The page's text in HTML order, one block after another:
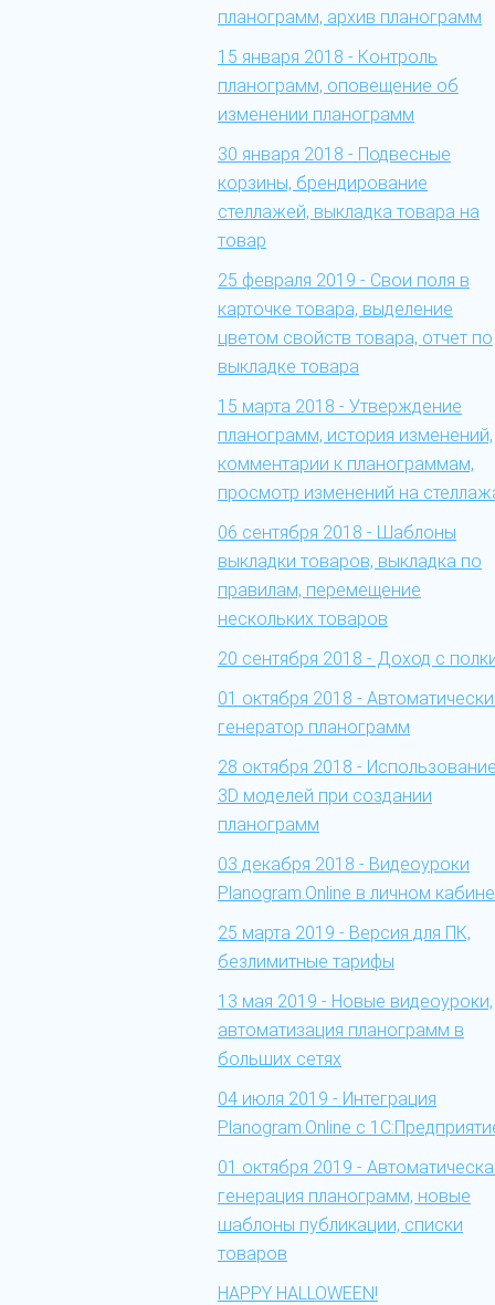
планограмм, архив планограмм
15 января 2018 - Контроль
планограмм, оповещение об
изменении планограмм
30 января 2018 - Подвесные
корзины, брендирование
стеллажей, выкладка товара на
товар
25 февраля 2019 - Свои поля в
карточке товара, выделение
цветом свойств товара, отчет по
выкладке товара
15 марта 2018 - Утверждение
планограмм, история изменений,
комментарии к планограммам,
просмотр изменений на
06 сентября 2018 - Шаблоны
выкладки товаров, выкладка по
правилам, перемещение
нескольких товаров
20 сентября 2018 - Доход с
01 октября 2018 -
генератор планограмм
28 октября 2018 -
3D моделей при создании
планограмм
03 декабря 2018 - Видеоуроки
Planogram.Online в личном
25 марта 2019 - Версия для ПК,
безлимитные тарифы
13 мая 2019 - Новые видеоуроки,
автоматизация планограмм в
больших сетях
04 июля 2019 - Интеграция
Planogram.Online c
01 октября 2019 -
генерация планограмм, новые
шаблоны публикации, списки
товаров
HAPPY HALLOWEEN!